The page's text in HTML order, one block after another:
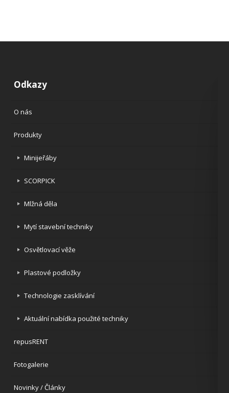
Odkazy
O nás
Produkty
Minijeřáby
SCORPICK
Mlžná děla
Mytí stavební techniky
Osvětlovací věže
Plastové podložky
Technologie zasklívání
Aktuální nabídka použité techniky
repusRENT
Fotogalerie
Novinky / Články